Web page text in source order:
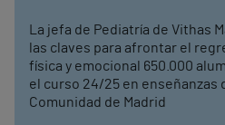
La jefa de Pediatría de Vithas
las claves para afrontar el
física y emocional 650.000
el curso 24/25 en enseñanzas
Comunidad de Madrid